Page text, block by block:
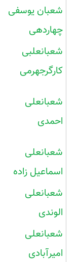
شعبان یوسفی
چهاردهی
شعبانعلبی
کارگرجهرمی
شعبانعلی
احمدی
شعبانعلی
اسماعیل زاده
شعبانعلی
الوندی
شعبانعلی
امیرآبادی